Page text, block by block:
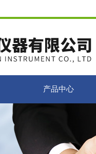
产品中心